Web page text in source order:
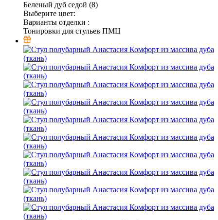
Беленый дуб седой (8)
Выберите цвет:
Варианты отделки :
Тонировки для стульев ПМЦ